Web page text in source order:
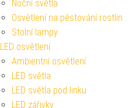
Noční světla
Osvětlení na pěstování rostlin
Stolní lampy
LED osvětlení
Ambientní osvětlení
LED světla
LED světla pod linku
LED zářivky